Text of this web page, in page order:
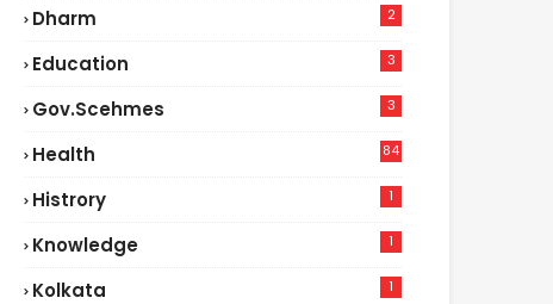
Dharm 2
Education 3
Gov.scehmes 3
Health
84
Histrory 1
Knowledge 1
Kolkata 1